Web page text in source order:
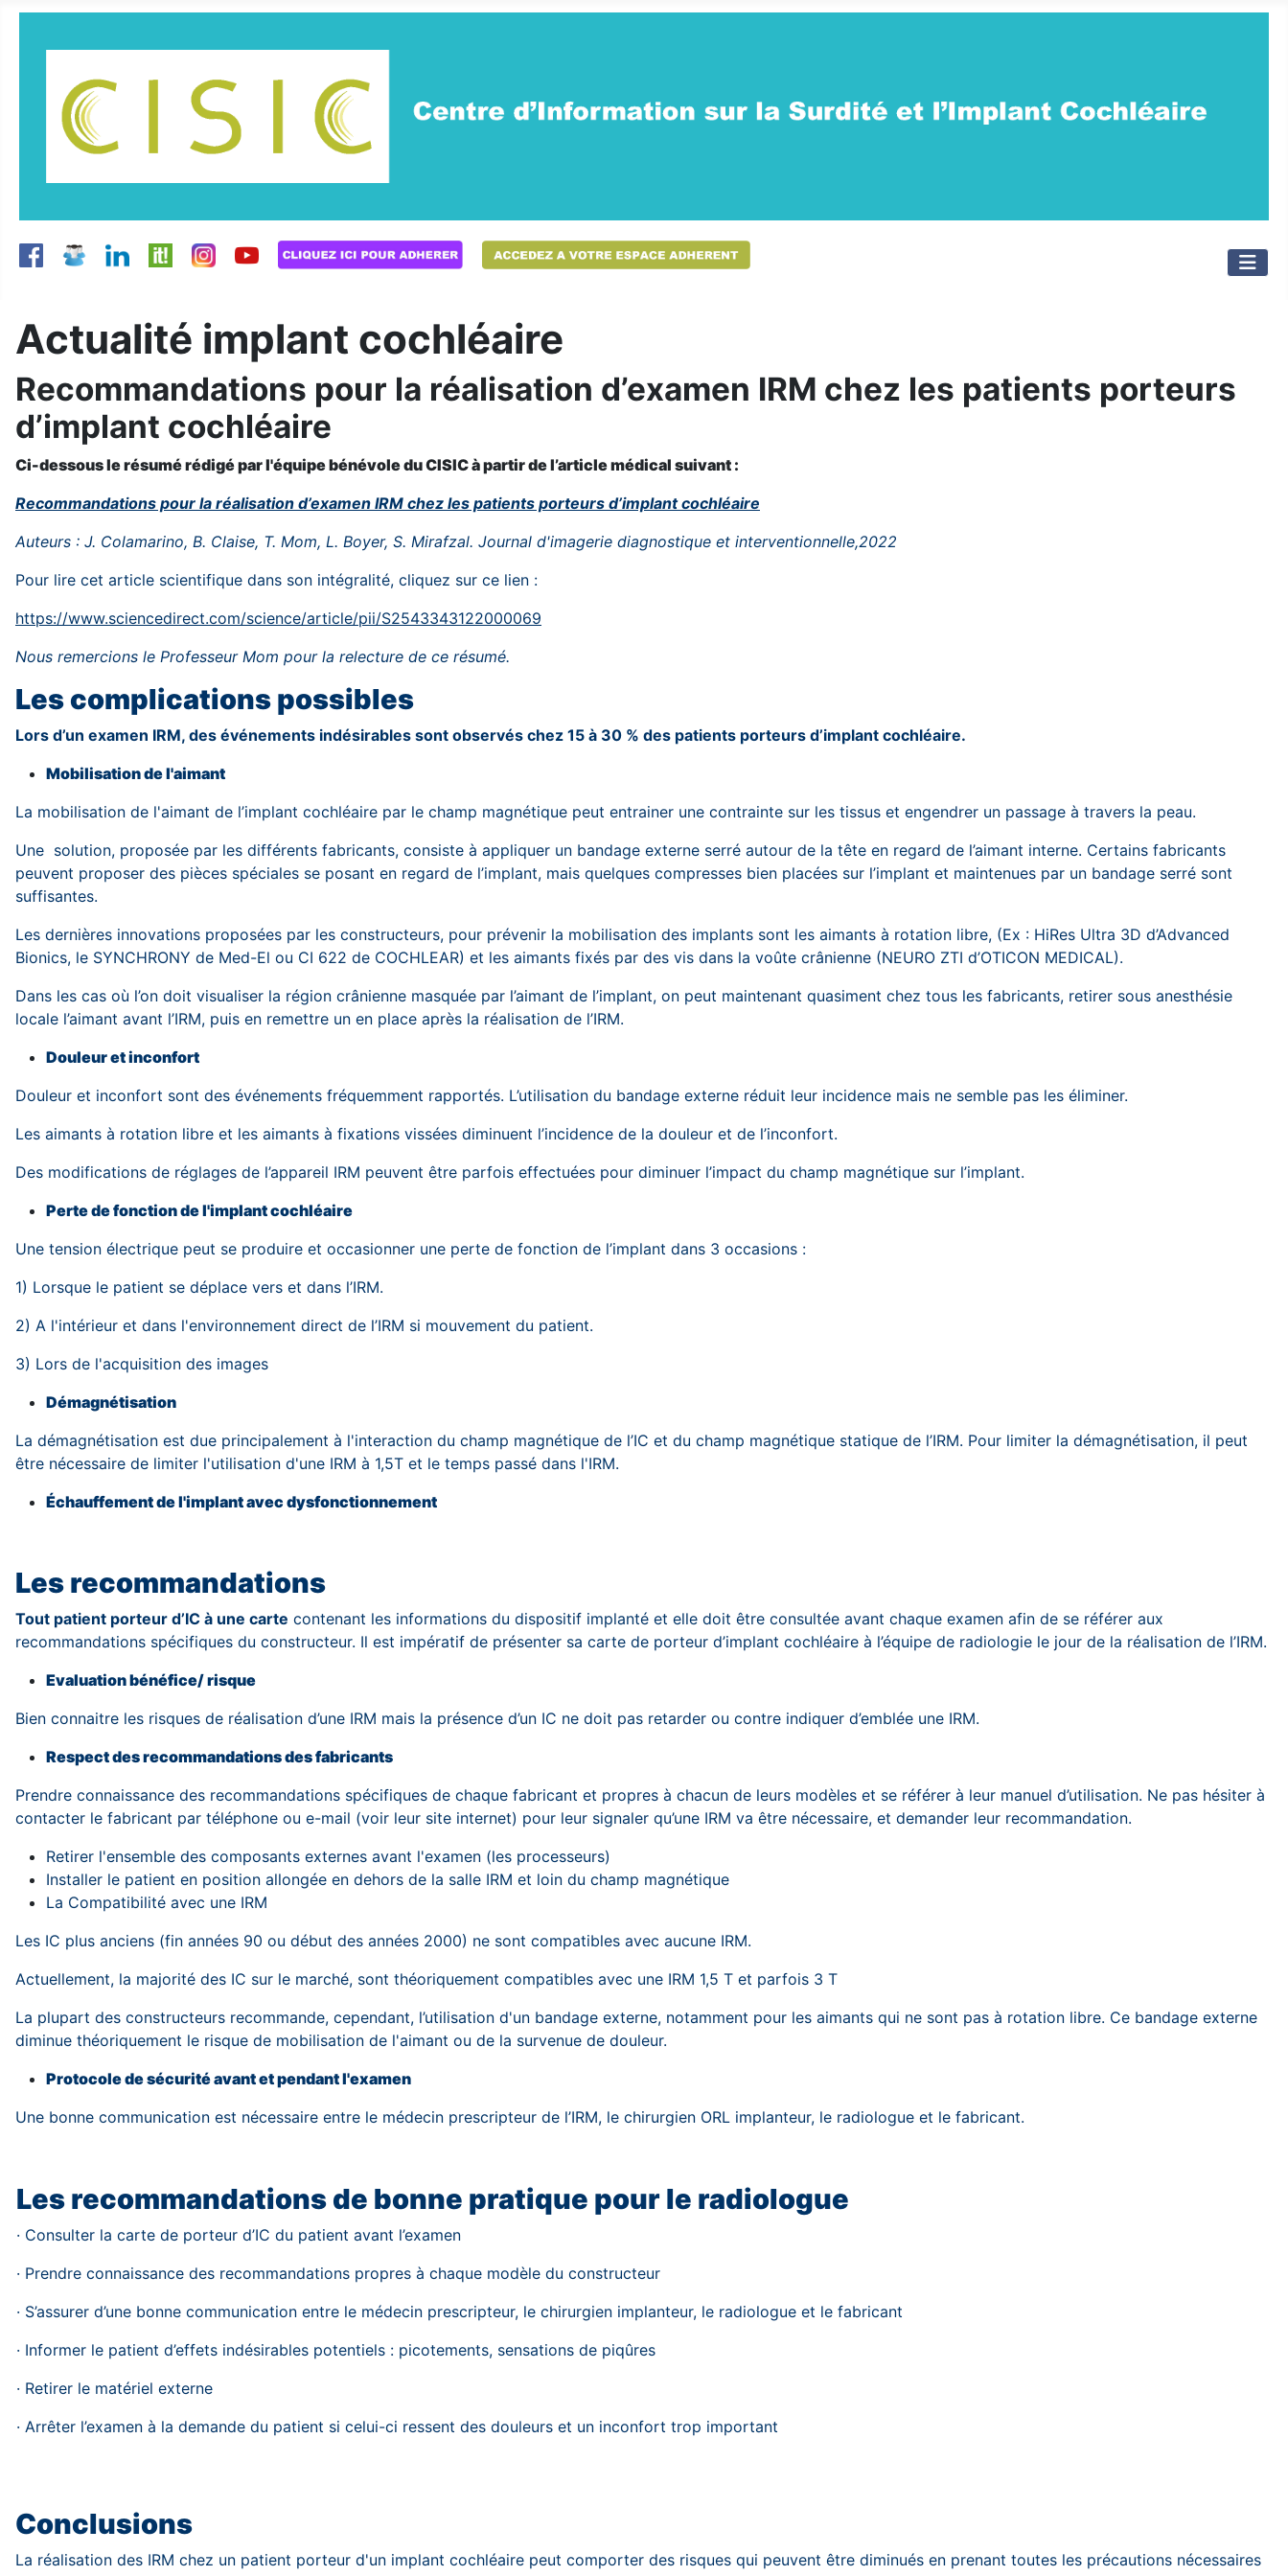
Actualité implant cochléaire
Recommandations pour la réalisation d’examen IRM chez les patients porteurs
d’implant cochléaire
Ci-dessous le résumé rédigé par l'équipe bénévole du CISIC à partir de l’article médical suivant :
Recommandations pour la réalisation d’examen IRM chez les patients porteurs d’implant cochléaire
Auteurs : J. Colamarino, B. Claise, T. Mom, L. Boyer, S. Mirafzal. Journal d'imagerie diagnostique et interventionnelle,2022
Pour lire cet article scientifique dans son intégralité, cliquez sur ce lien :
https://www.sciencedirect.com/science/article/pii/S2543343122000069
Nous remercions le Professeur Mom pour la relecture de ce résumé.
Les complications possibles
Lors d’un examen IRM, des événements indésirables sont observés chez 15 à 30 % des patients porteurs d’implant cochléaire.
Mobilisation de l'aimant
La mobilisation de l'aimant de l’implant cochléaire par le champ magnétique peut entrainer une contrainte sur les tissus et engendrer un passage à travers la peau.
Une solution, proposée par les différents fabricants, consiste à appliquer un bandage externe serré autour de la tête en regard de l’aimant interne. Certains fabricants
peuvent proposer des pièces spéciales se posant en regard de l’implant, mais quelques compresses bien placées sur l’implant et maintenues par un bandage serré sont
suffisantes.
Les dernières innovations proposées par les constructeurs, pour prévenir la mobilisation des implants sont les aimants à rotation libre, (Ex : HiRes Ultra 3D d’Advanced
Bionics, le SYNCHRONY de Med-El ou CI 622 de COCHLEAR) et les aimants fixés par des vis dans la voûte crânienne (NEURO ZTI d’OTICON MEDICAL).
Dans les cas où l’on doit visualiser la région crânienne masquée par l’aimant de l’implant, on peut maintenant quasiment chez tous les fabricants, retirer sous anesthésie
locale l’aimant avant l’IRM, puis en remettre un en place après la réalisation de l’IRM.
Douleur et inconfort
Douleur et inconfort sont des événements fréquemment rapportés. L’utilisation du bandage externe réduit leur incidence mais ne semble pas les éliminer.
Les aimants à rotation libre et les aimants à fixations vissées diminuent l’incidence de la douleur et de l’inconfort.
Des modifications de réglages de l’appareil IRM peuvent être parfois effectuées pour diminuer l’impact du champ magnétique sur l’implant.
Perte de fonction de l'implant cochléaire
Une tension électrique peut se produire et occasionner une perte de fonction de l’implant dans 3 occasions :
1) Lorsque le patient se déplace vers et dans l’IRM.
2) A l'intérieur et dans l'environnement direct de l’IRM si mouvement du patient.
3) Lors de l'acquisition des images
Démagnétisation
La démagnétisation est due principalement à l'interaction du champ magnétique de l’IC et du champ magnétique statique de l’IRM. Pour limiter la démagnétisation, il peut
être nécessaire de limiter l'utilisation d'une IRM à 1,5T et le temps passé dans l'IRM.
Échauffement de l'implant avec dysfonctionnement
Les recommandations
Tout patient porteur d’IC à une carte contenant les informations du dispositif implanté et elle doit être consultée avant chaque examen afin de se référer aux
recommandations spécifiques du constructeur. Il est impératif de présenter sa carte de porteur d’implant cochléaire à l’équipe de radiologie le jour de la réalisation de l’IRM.
Evaluation bénéfice/ risque
Bien connaitre les risques de réalisation d’une IRM mais la présence d’un IC ne doit pas retarder ou contre indiquer d’emblée une IRM.
Respect des recommandations des fabricants
Prendre connaissance des recommandations spécifiques de chaque fabricant et propres à chacun de leurs modèles et se référer à leur manuel d’utilisation. Ne pas hésiter à
contacter le fabricant par téléphone ou e-mail (voir leur site internet) pour leur signaler qu’une IRM va être nécessaire, et demander leur recommandation.
Retirer l'ensemble des composants externes avant l'examen (les processeurs)
Installer le patient en position allongée en dehors de la salle IRM et loin du champ magnétique
La Compatibilité avec une IRM
Les IC plus anciens (fin années 90 ou début des années 2000) ne sont compatibles avec aucune IRM.
Actuellement, la majorité des IC sur le marché, sont théoriquement compatibles avec une IRM 1,5 T et parfois 3 T
La plupart des constructeurs recommande, cependant, l’utilisation d'un bandage externe, notamment pour les aimants qui ne sont pas à rotation libre. Ce bandage externe
diminue théoriquement le risque de mobilisation de l'aimant ou de la survenue de douleur.
Protocole de sécurité avant et pendant l'examen
Une bonne communication est nécessaire entre le médecin prescripteur de l’IRM, le chirurgien ORL implanteur, le radiologue et le fabricant.
Les recommandations de bonne pratique pour le radiologue
· Consulter la carte de porteur d’IC du patient avant l’examen
· Prendre connaissance des recommandations propres à chaque modèle du constructeur
· S’assurer d’une bonne communication entre le médecin prescripteur, le chirurgien implanteur, le radiologue et le fabricant
· Informer le patient d’effets indésirables potentiels : picotements, sensations de piqûres
· Retirer le matériel externe
· Arrêter l’examen à la demande du patient si celui-ci ressent des douleurs et un inconfort trop important
Conclusions
La réalisation des IRM chez un patient porteur d'un implant cochléaire peut comporter des risques qui peuvent être diminués en prenant toutes les précautions nécessaires